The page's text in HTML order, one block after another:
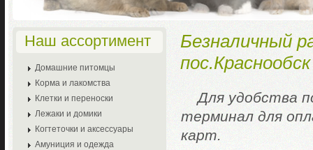
Наш ассортимент
Домашние питомцы
Корма и лакомства
Клетки и переноски
Лежаки и домики
Когтеточки и аксессуары
Амуниция и одежда
Безналичный
пос.Краснообск
Для удобства
терминал для
карт.